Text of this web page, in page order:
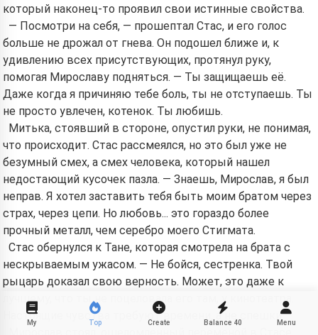
который наконец-то проявил свои истинные свойства.
— Посмотри на себя, — прошептал Стас, и его голос
больше не дрожал от гнева. Он подошел ближе и, к
удивлению всех присутствующих, протянул руку,
помогая Мирославу подняться. — Ты защищаешь её.
Даже когда я причиняю тебе боль, ты не отступаешь. Ты
не просто увлечен, котенок. Ты любишь.
Митька, стоявший в стороне, опустил руки, не понимая,
что происходит. Стас рассмеялся, но это был уже не
безумный смех, а смех человека, который нашел
недостающий кусочек пазла. — Знаешь, Мирослав, я был
неправ. Я хотел заставить тебя быть моим братом через
страх, через цепи. Но любовь... это гораздо более
прочный металл, чем серебро моего Стигмата.
Стас обернулся к Тане, которая смотрела на брата с
нескрываемым ужасом. — Не бойся, сестренка. Твой
рыцарь доказал свою верность. Может, это даже к
лучшему, что ты не поцеловала его там, у кинотеатра.
Настоящие чувства требуют времени, а не спешки.
My Top Create Balance 40 Menu